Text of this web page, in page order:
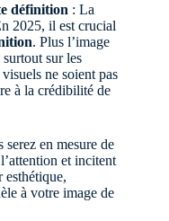
définition : La
2025, il est crucial
. Plus l’image
sur les
ne soient pas
à la crédibilité de
serez en mesure de
et incitent
esthétique,
à votre image de